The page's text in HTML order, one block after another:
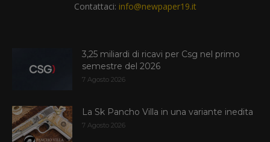
Contattaci: info@newpaper19.it
3,25 miliardi di ricavi per Csg nel primo
semestre del 2026
7 Agosto 2026
La Sk Pancho Villa in una variante inedita
7 Agosto 2026